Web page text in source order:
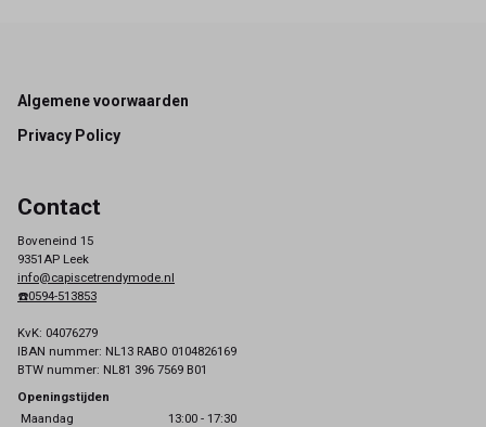
Footer
Algemene voorwaarden
Privacy Policy
Contact
Boveneind 15
9351AP Leek
info@capiscetrendymode.nl
☎️0594-513853
KvK: 04076279
IBAN nummer: NL13 RABO 0104826169
BTW nummer: NL81 396 7569 B01
Openingstijden
Maandag
13:00 - 17:30